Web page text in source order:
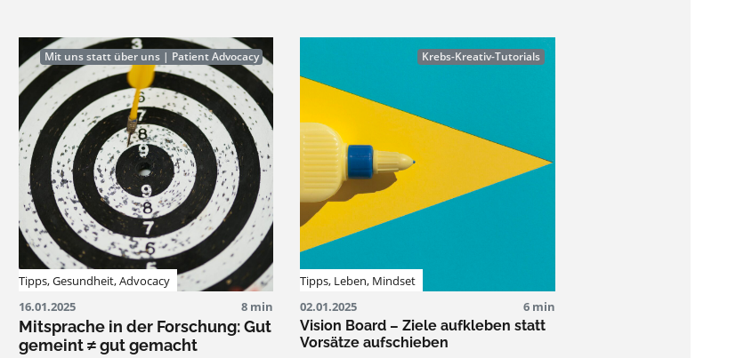
Mit uns statt über uns | Patient Advocacy
Tipps,Gesundheit,Advocacy
16.01.2025
8 min
Mitsprache in der Forschung: Gut
gemeint ≠ gut gemacht
Krebs-Kreativ-Tutorials
Tipps, Leben, Mindset
02.01.2025
6 min
Vision Board – Ziele aufkleben statt
Vorsätze aufschieben